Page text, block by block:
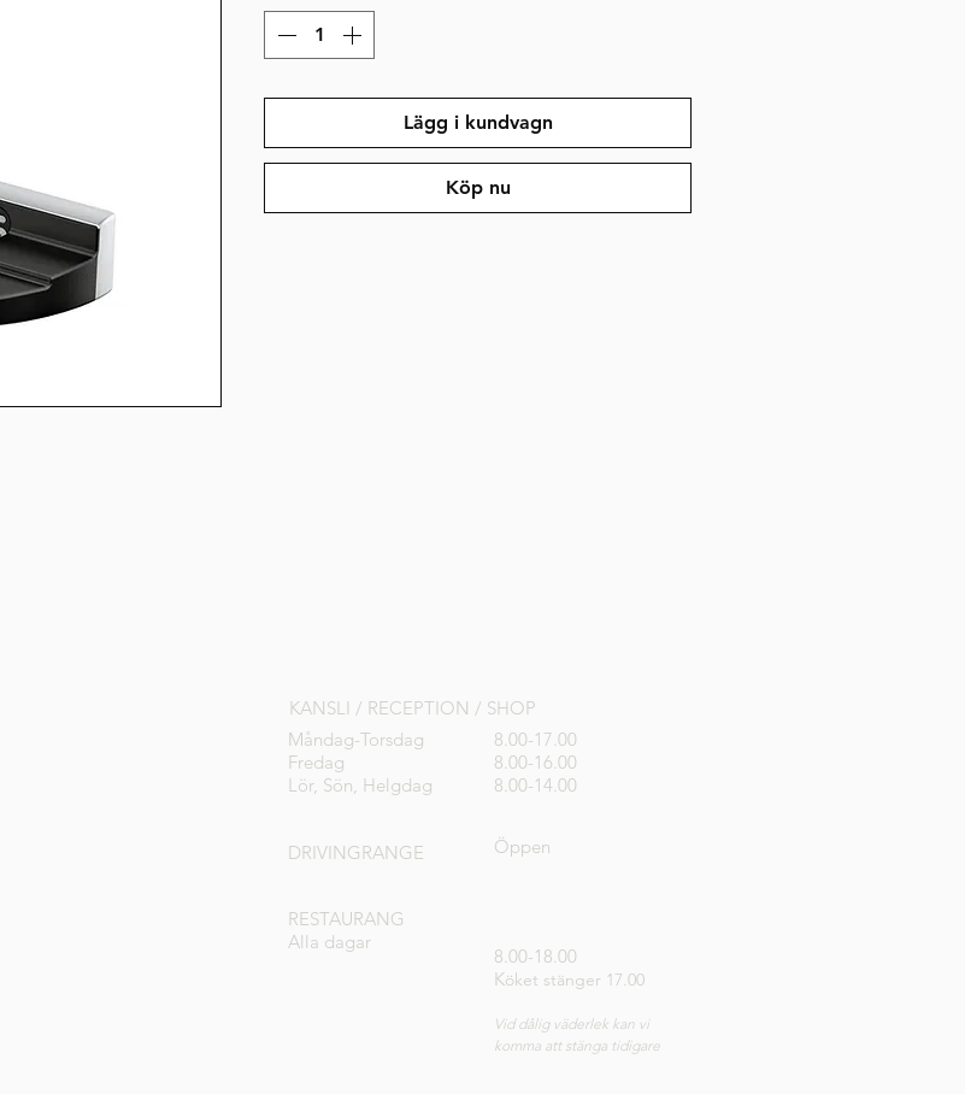
Lägg i kundvagn
Köp nu
KANSLI / RECEPTION / SHOP
Måndag-Torsdag
Fredag
Lör, Sön, Helgdag
DRIVINGRANGE
RESTAURANG
Alla dagar
8.00-17.00
8.00-16.00
8.00-14.00
Öppen
8.00-18.00
Köket stänger 17.00
Vid dålig väderlek kan vi
komma att stänga tidigare